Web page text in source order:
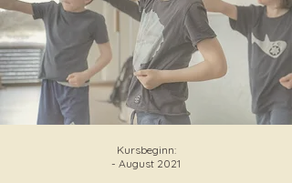
Kursbeginn:
- August 2021